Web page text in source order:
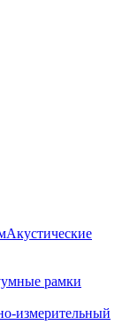
Акустические
рамки
измерительный